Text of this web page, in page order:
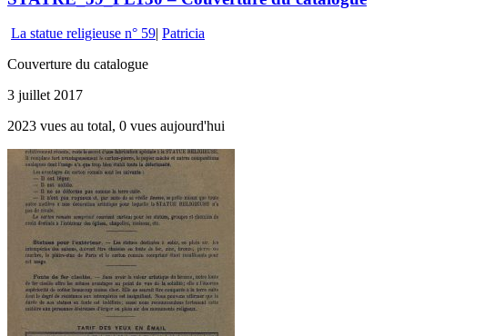
La statue religieuse n° 59| Patricia
Couverture du catalogue
3 juillet 2017
2023 vues au total, 0 vues aujourd'hui